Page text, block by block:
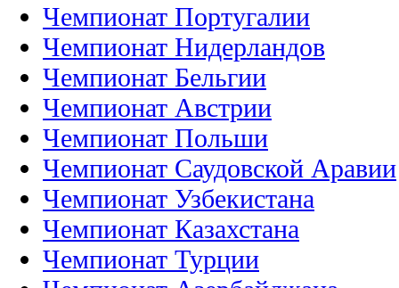
Чемпионат Португалии
Чемпионат Нидерландов
Чемпионат Бельгии
Чемпионат Австрии
Чемпионат Польши
Чемпионат Саудовской Аравии
Чемпионат Узбекистана
Чемпионат Казахстана
Чемпионат Турции